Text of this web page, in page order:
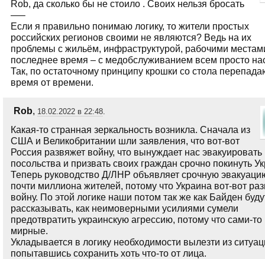
Rob, да сколько бы не стоило . Своих нельзя бросать
—–
Если я правильно понимаю логику, то жители простых
российских регионов своими не являются? Ведь на их
проблемы с жильём, инфраструктурой, рабочими
последнее время – с медобслуживанием всем просто
Так, по остаточному принципу крошки со стола
время от времени.
Rob, 18.02.2022 в 22:48.
Какая-то странная зеркальность возникла. Сначала из
США и Великобритании шли заявления, что вот-вот
Россия развяжет войну, что вынуждает нас эвакуировать
посольства и призвать своих граждан срочно покинуть
Теперь руководство Д/ЛНР объявляет срочную
почти миллиона жителей, потому что Украина вот-вот
войну. По этой логике наши потом так же как Байден
рассказывать, как неимоверными усилиями сумели
предотвратить украинскую агрессию, потому что сами-
мирные.
Укладывается в логику необходимости вылезти из
попытавшись сохранить хоть что-то от лица.